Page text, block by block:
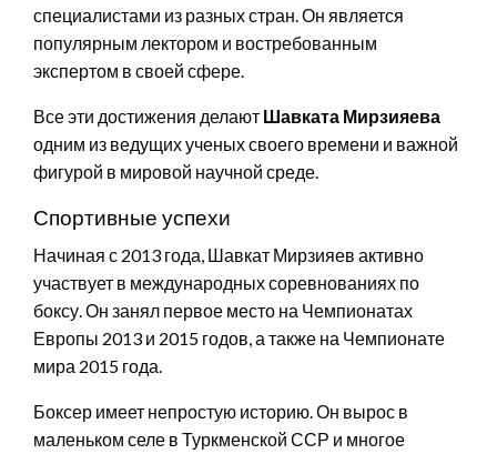
специалистами из разных стран. Он является
популярным лектором и востребованным
экспертом в своей сфере.
Все эти достижения делают Шавката Мирзияева
одним из ведущих ученых своего времени и важной
фигурой в мировой научной среде.
Спортивные успехи
Начиная с 2013 года, Шавкат Мирзияев активно
участвует в международных соревнованиях по
боксу. Он занял первое место на Чемпионатах
Европы 2013 и 2015 годов, а также на Чемпионате
мира 2015 года.
Боксер имеет непростую историю. Он вырос в
маленьком селе в Туркменской ССР и многое